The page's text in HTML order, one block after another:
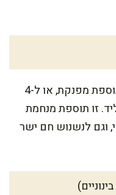
הכמות הזו מספיקה ל-6-8 מנות כתוספת מפנקת, או ל-4
זו תוספת מנחמת
וגם לנשנוש חם ישר